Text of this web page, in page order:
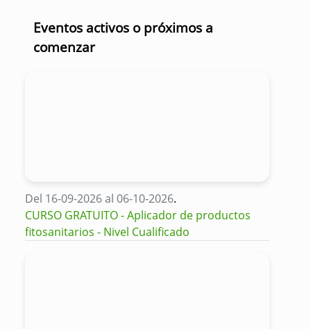
Eventos activos o próximos a
comenzar
Del 16-09-2026 al 06-10-2026.
CURSO GRATUITO - Aplicador de productos
fitosanitarios - Nivel Cualificado